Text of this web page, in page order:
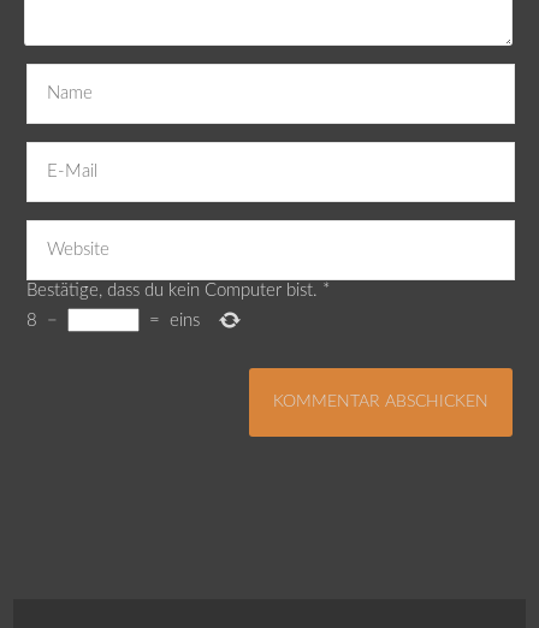
Bestätige, dass du kein Computer bist. *
8
− = eins